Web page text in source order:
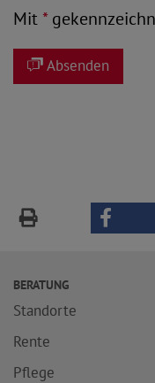
Mit*
Absenden
BERATUNG
Standorte
Rente
Pflege